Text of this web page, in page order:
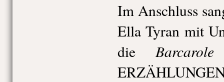
Im Anschluss
Ella Tyran mit
dieBarcarole